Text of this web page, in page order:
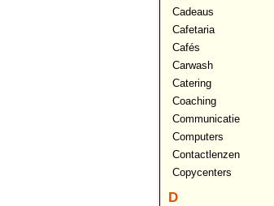
Cadeaus
Cafetaria
Cafés
Carwash
Catering
Coaching
Communicatie
Computers
Contactlenzen
Copycenters
D